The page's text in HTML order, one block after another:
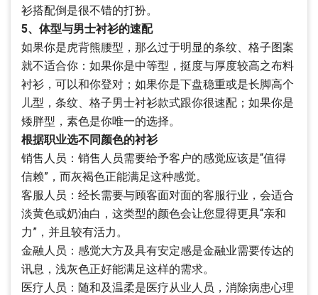
衫搭配倒是很不错的打扮。
5、体型与男士衬衫的速配
如果你是虎背熊腰型，那么过于明显的条纹、格子图案
就不适合你：如果你是中等型，挺度与厚度较高之布料
衬衫，可以和你登对；如果你是下盘稳重或是长脚高个
儿型，条纹、格子男士衬衫款式跟你很速配；如果你是
矮胖型，素色是你唯一的选择。
根据职业选不同颜色的衬衫
销售人员：销售人员需要给予客户的感觉应该是“值得
信赖”，而灰褐色正能满足这种感觉。
客服人员：经长需要与顾客面对面的客服行业，会适合
淡黄色或奶油白，这类型的颜色会让您显得更具“亲和
力”，并且较有活力。
金融人员：感觉大方及具有安定感是金融业需要传达的
讯息，浅灰色正好能满足这样的需求。
医疗人员：随和及温柔是医疗从业人员，消除病患心理